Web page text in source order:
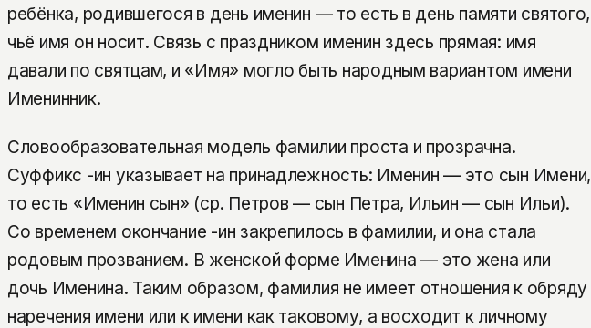
ребёнка, родившегося в день именин — то есть в день памяти святого,
чьё имя он носит. Связь с праздником именин здесь прямая: имя
давали по святцам, и «Имя» могло быть народным вариантом имени
Именинник.
Словообразовательная модель фамилии проста и прозрачна.
Суффикс -ин указывает на принадлежность: Именин — это сын Имени,
то есть «Именин сын» (ср. Петров — сын Петра, Ильин — сын Ильи).
Со временем окончание -ин закрепилось в фамилии, и она стала
родовым прозванием. В женской форме Именина — это жена или
дочь Именина. Таким образом, фамилия не имеет отношения к обряду
наречения имени или к имени как таковому, а восходит к личному